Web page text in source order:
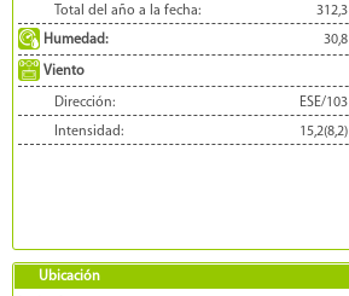
Total del año a la fecha:
312,3
Humedad:
30,8
Viento
Dirección: ESE/103
Intensidad:
15,2(8,2)
Ubicación